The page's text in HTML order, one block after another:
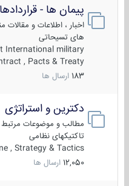
پیمان ها -
اخبار ، اطلاعات و مقالات
های تسیحاتی
International military
, Pacts & Treaty
183 ارسال ها
دکترین و استراتژی
مطالب و موضوعات مرتبط با
تاکتیکهای نظامی
, Strategy & Tactics
12,050 ارسال ها